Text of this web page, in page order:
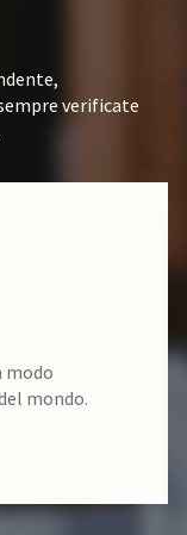
verificate
modo
mondo.